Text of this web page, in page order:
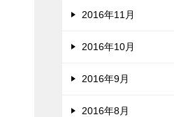
2016年11月
2016年10月
2016年9月
2016年8月